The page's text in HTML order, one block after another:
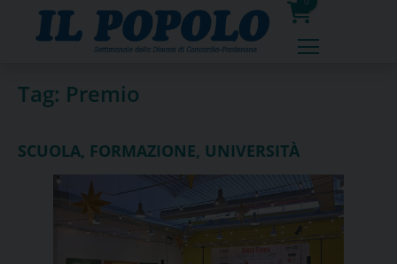
0
prodotti
Tag: Premio
SCUOLA, FORMAZIONE, UNIVERSITÀ